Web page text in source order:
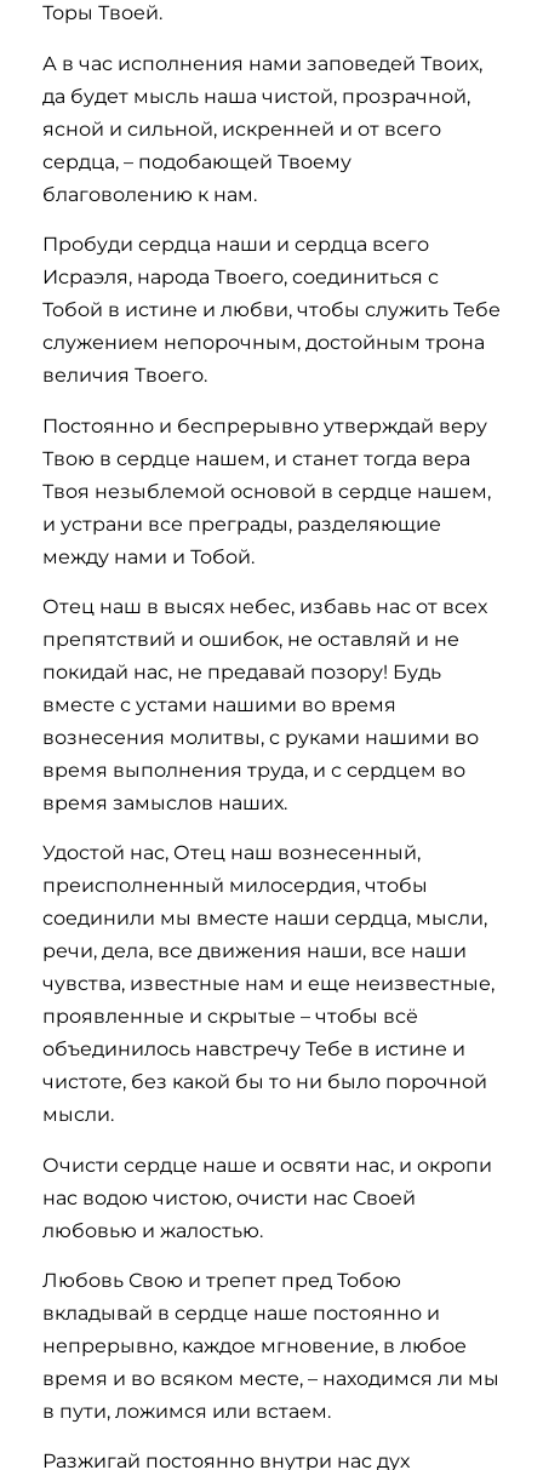
Торы Твоей.
А в час исполнения нами заповедей Твоих,
да будет мысль наша чистой, прозрачной,
ясной и сильной, искренней и от всего
сердца, – подобающей Твоему
благоволению к нам.
Пробуди сердца наши и сердца всего
Исраэля, народа Твоего, соединиться с
Тобой в истине и любви, чтобы служить Тебе
служением непорочным, достойным трона
величия Твоего.
Постоянно и беспрерывно утверждай веру
Твою в сердце нашем, и станет тогда вера
Твоя незыблемой основой в сердце нашем,
и устрани все преграды, разделяющие
между нами и Тобой.
Отец наш в высях небес, избавь нас от всех
препятствий и ошибок, не оставляй и не
покидай нас, не предавай позору! Будь
вместе с устами нашими во время
вознесения молитвы, с руками нашими во
время выполнения труда, и с сердцем во
время замыслов наших.
Удостой нас, Отец наш вознесенный,
преисполненный милосердия, чтобы
соединили мы вместе наши сердца, мысли,
речи, дела, все движения наши, все наши
чувства, известные нам и еще неизвестные,
проявленные и скрытые – чтобы всё
объединилось навстречу Тебе в истине и
чистоте, без какой бы то ни было порочной
мысли.
Очисти сердце наше и освяти нас, и окропи
нас водою чистою, очисти нас Своей
любовью и жалостью.
Любовь Свою и трепет пред Тобою
вкладывай в сердце наше постоянно и
непрерывно, каждое мгновение, в любое
время и во всяком месте, – находимся ли мы
в пути, ложимся или встаем.
Разжигай постоянно внутри нас дух